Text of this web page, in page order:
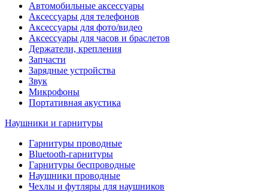
Автомобильные аксессуары
Аксессуары для телефонов
Аксессуары для фото/видео
Аксессуары для часов и браслетов
Держатели, крепления
Запчасти
Зарядные устройства
Звук
Микрофоны
Портативная акустика
Наушники и гарнитуры
Гарнитуры проводные
Bluetooth-гарнитуры
Гарнитуры беспроводные
Наушники проводные
Чехлы и футляры для наушников